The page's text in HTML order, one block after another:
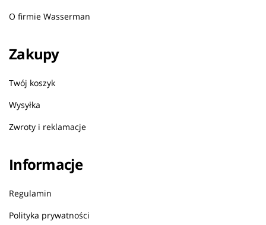
O firmie Wasserman
Zakupy
Twój koszyk
Wysyłka
Zwroty i reklamacje
Informacje
Regulamin
Polityka prywatności